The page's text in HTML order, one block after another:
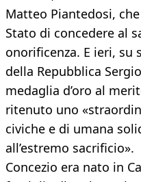
Matteo Piantedosi,
Stato di concedere al
onorificenza. E ieri, su
della Repubblica
medaglia d’oro al
ritenuto uno
civiche e di umana
all’estremo sacrificio».
Concezio era nato in